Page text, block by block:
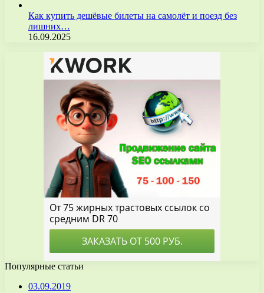
Как купить дешёвые билеты на самолёт и поезд без
лишних…
16.09.2025
Популярные статьи
03.09.2019